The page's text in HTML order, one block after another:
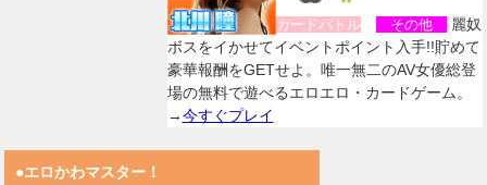
カードバトル その他
麗奴
ボスをイかせてイベントポイント入手!!貯めて
豪華報酬をGETせよ。唯一無二のAV女優総登
場の無料で遊べるエロエロ・カードゲーム。
→今すぐプレイ
●エロかわマスター！